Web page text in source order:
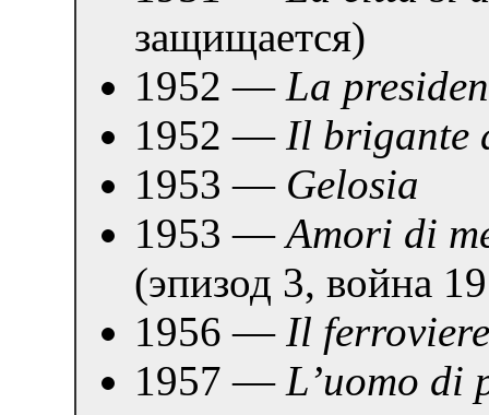
защищается)
1952 — La
1952 — Il brigante
1953 — Gelosia
1953 —Amori di
(эпизод 3, война
1956 — Il ferroviere
1957 — L’uomo di